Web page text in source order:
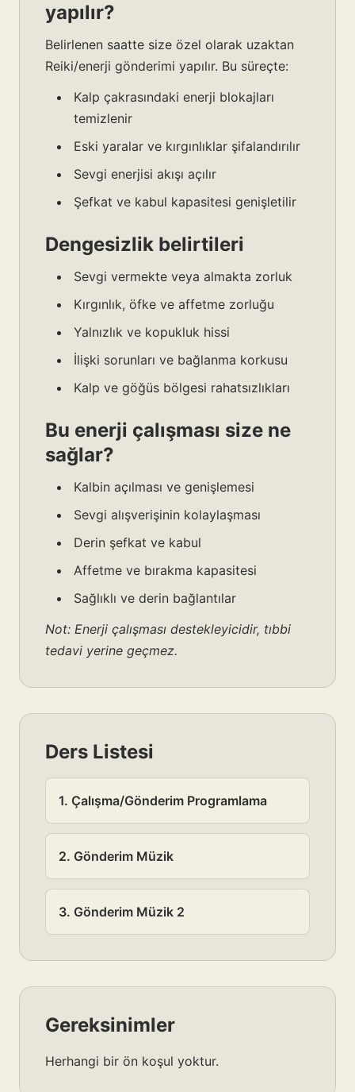
yapılır?
Belirlenen saatte size özel olarak uzaktan
Reiki/enerji gönderimi yapılır. Bu süreçte:
Kalp çakrasındaki enerji blokajları
temizlenir
Eski yaralar ve kırgınlıklar şifalandırılır
Sevgi enerjisi akışı açılır
Şefkat ve kabul kapasitesi genişletilir
Dengesizlik belirtileri
Sevgi vermekte veya almakta zorluk
Kırgınlık, öfke ve affetme zorluğu
Yalnızlık ve kopukluk hissi
İlişki sorunları ve bağlanma korkusu
Kalp ve göğüs bölgesi rahatsızlıkları
Bu enerji çalışması size ne
sağlar?
Kalbin açılması ve genişlemesi
Sevgi alışverişinin kolaylaşması
Derin şefkat ve kabul
Affetme ve bırakma kapasitesi
Sağlıklı ve derin bağlantılar
Not: Enerji çalışması destekleyicidir, tıbbi
tedavi yerine geçmez.
Ders Listesi
1. Çalışma/Gönderim Programlama
2. Gönderim Müzik
3. Gönderim Müzik 2
Gereksinimler
Herhangi bir ön koşul yoktur.